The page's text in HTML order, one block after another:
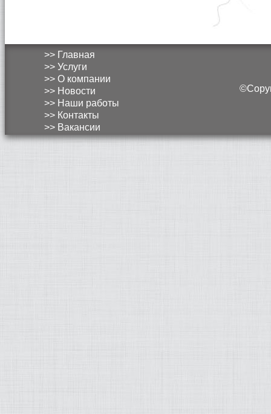
>> Главная
>> Услуги
>> О компании
>> Новости
>> Наши работы
>> Контакты
>> Вакансии